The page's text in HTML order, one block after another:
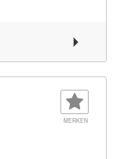
MERKEN